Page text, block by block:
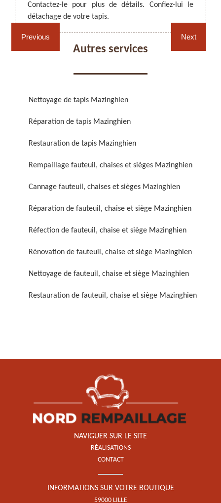
Rempaillage fauteuil,
chaises et sièges 59
Cannage fauteuil, chaises
et sièges 59
Réparation de fauteuil,
Réfection de fauteuil,
Rénovation de fauteuil,
chaise et siège 59
Nettoyage de fauteuil,
chaise et siège 59
Restauration de fauteuil,
chaise et siège 59
Previous
Contactez-le pour plus de détails. Confiez-lui le
détachage de votre tapis.
Next
Autres services
Nettoyage de tapis Mazinghien
Réparation de tapis Mazinghien
Restauration de tapis Mazinghien
Rempaillage fauteuil, chaises et sièges Mazinghien
Cannage fauteuil, chaises et sièges Mazinghien
Réparation de fauteuil, chaise et siège Mazinghien
Réfection de fauteuil, chaise et siège Mazinghien
Rénovation de fauteuil, chaise et siège Mazinghien
Nettoyage de fauteuil, chaise et siège Mazinghien
Restauration de fauteuil, chaise et siège Mazinghien
NAVIGUER SUR LE SITE
RÉALISATIONS
CONTACT
INFORMATIONS SUR VOTRE BOUTIQUE
59000 LILLE